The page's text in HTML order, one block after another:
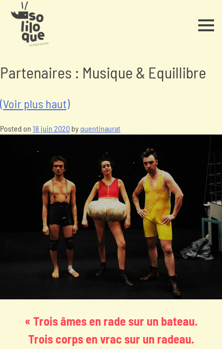
Partenaires : Musique & Equillibre
(Voir plus haut)
Posted on 18 juin 2020 byquentinaurat
« Trois âmes en rade sur un bateau.
Trois corps en vrac sur un radeau.